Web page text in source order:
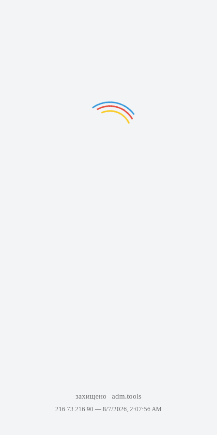
захищено adm.tools
216.73.216.90 — 8/7/2026, 2:07:56 AM